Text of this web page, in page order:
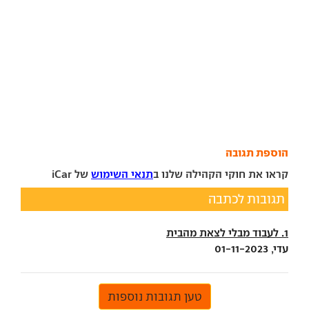
הוספת תגובה
קראו את חוקי הקהילה שלנו בתנאי השימוש של iCar
תגובות לכתבה
1. לעבוד מבלי לצאת מהבית
עדי, 01-11-2023
טען תגובות נוספות